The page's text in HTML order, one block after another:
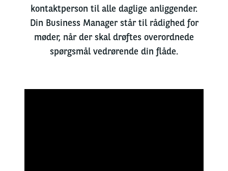
kontaktperson tilalle daglige anliggender.
Din Business Managerstår til rådighedfor
møder, nårderskal drøftes overordnede
spørgsmål vedrørende din flåde.